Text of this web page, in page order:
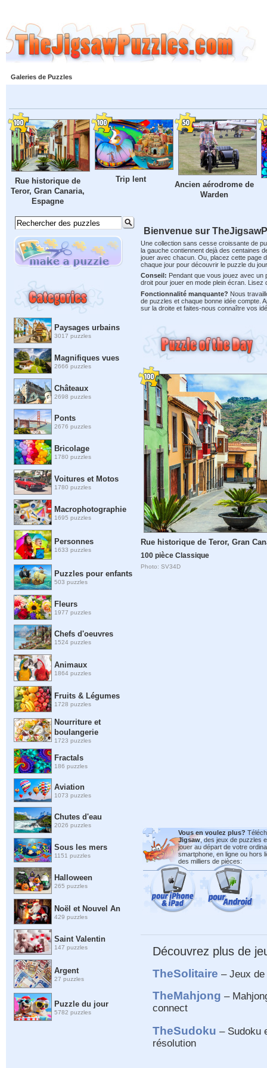
Galeries de Puzzles
Rue historique de
Teror, Gran Canaria,
Espagne
Trip lent
Ancien aérodrome de
Warden
Paysages urbains
3017 puzzles
Magnifiques vues
2666 puzzles
Châteaux
2698 puzzles
Ponts
2676 puzzles
Bricolage
1780 puzzles
Voitures et Motos
1780 puzzles
Macrophotographie
1695 puzzles
Personnes
1633 puzzles
Puzzles pour enfants
503 puzzles
Fleurs
1977 puzzles
Chefs d'oeuvres
1524 puzzles
Animaux
1864 puzzles
Fruits & Légumes
1728 puzzles
Nourriture et
boulangerie
1723 puzzles
Fractals
186 puzzles
Aviation
1073 puzzles
Chutes d'eau
2026 puzzles
Sous les mers
1151 puzzles
Halloween
265 puzzles
Noël et Nouvel An
429 puzzles
Saint Valentin
147 puzzles
Argent
27 puzzles
Puzzle du jour
5782 puzzles
Bienvenue sur
Une collection sans cesse croissante de
la gauche contiennent dejà des centaines
jouer avec chacun. Ou, placez cette page
chaque jour pour découvrir le puzzle du
Conseil: Pendant que vous jouez avec un
droit pour jouer en mode plein écran.
Fonctionnalité manquante? Nous
de puzzles et chaque bonne idée compte.
sur la droite et faites-nous connaître vos
Rue historique de Teror, Gran
100 pièce Classique
Photo: SV34D
Vous en voulez plus?
Jigsaw , des jeux de puzzles
jouer au départ de votre
smartphone, en ligne ou hors
des milliers de pièces:
Découvrez plus de
TheSolitaire – Jeux
TheMahjong –
connect
TheSudoku – Sudoku
résolution